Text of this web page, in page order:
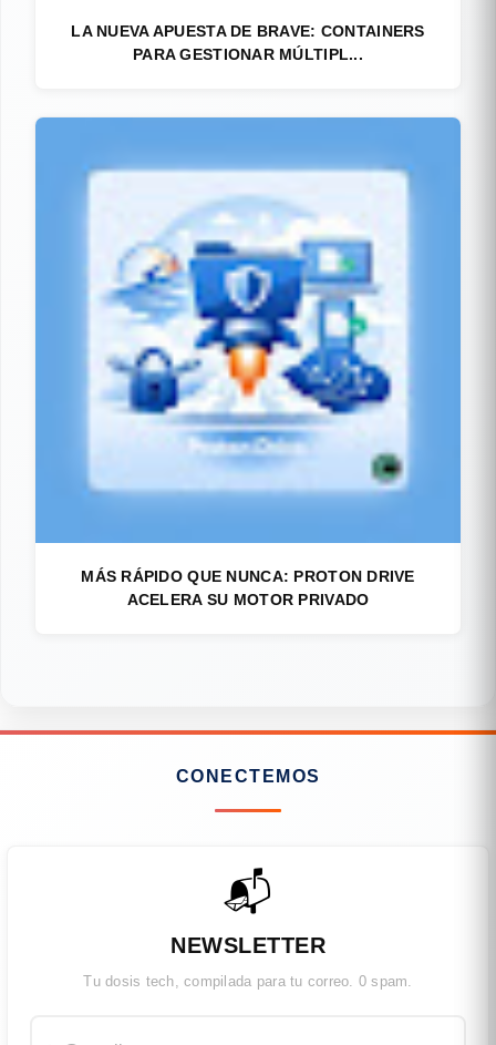
LA NUEVA APUESTA DE BRAVE: CONTAINERS
PARA GESTIONAR MÚLTIPL...
MÁS RÁPIDO QUE NUNCA: PROTON DRIVE
ACELERA SU MOTOR PRIVADO
CONECTEMOS
📬
NEWSLETTER
Tu dosis tech, compilada para tu correo. 0 spam.